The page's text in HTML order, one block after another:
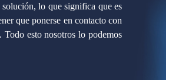
solución, lo que significa que es
que ponerse en contacto con
Todo esto nosotros lo podemos